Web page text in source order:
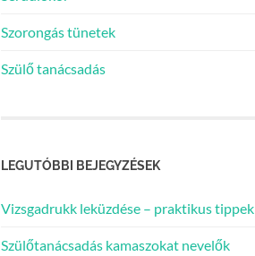
Szorongás tünetek
Szülő tanácsadás
LEGUTÓBBI BEJEGYZÉSEK
Vizsgadrukk leküzdése – praktikus tippek
Szülőtanácsadás kamaszokat nevelők